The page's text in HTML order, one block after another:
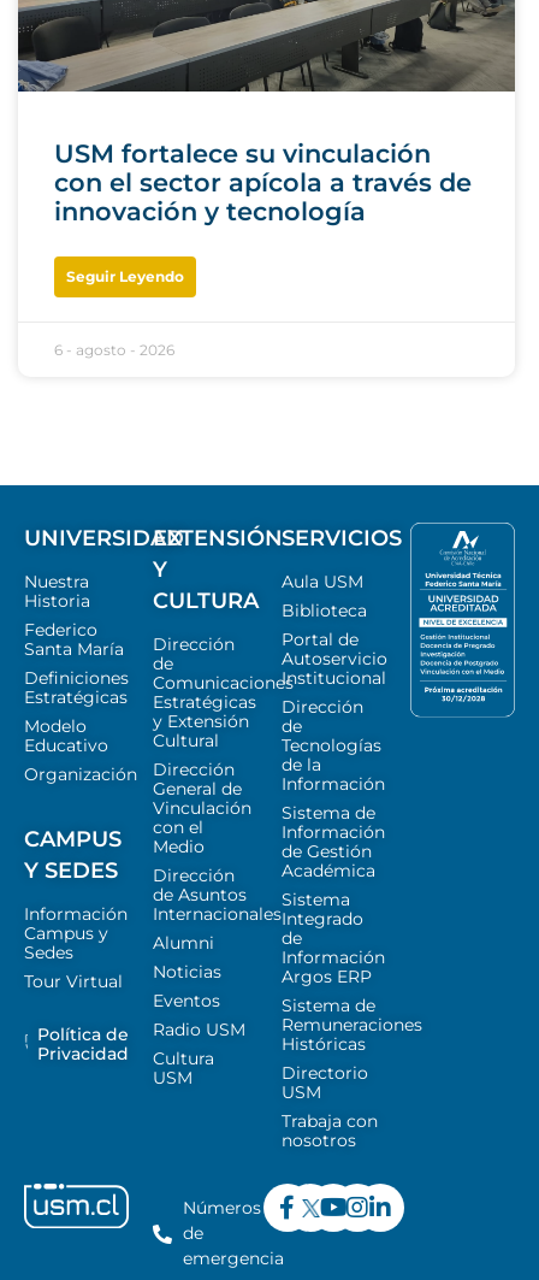
USM fortalece su vinculación
con el sector apícola a través de
innovación y tecnología
Seguir Leyendo
6 - agosto - 2026
UNIVERSIDAD
Nuestra
Historia
Federico
Santa María
Definiciones
Estratégicas
Modelo
Educativo
Organización
CAMPUS
Y SEDES
Información
Campus y
Sedes
Tour Virtual
Política de
Privacidad
EXTENSIÓN
Y
CULTURA
Dirección
de
Comunicaciones
Estratégicas
y Extensión
Cultural
Dirección
General de
Vinculación
con el
Medio
Dirección
de Asuntos
Internacionales
Alumni
Noticias
Eventos
Radio USM
Cultura
USM
SERVICIOS
Aula USM
Biblioteca
Portal de
Autoservicio
Institucional
Dirección
de
Tecnologías
de la
Información
Sistema de
Información
de Gestión
Académica
Sistema
Integrado
de
Información
Argos ERP
Sistema de
Remuneraciones
Históricas
Directorio
USM
Trabaja con
nosotros
Números
de
emergencia